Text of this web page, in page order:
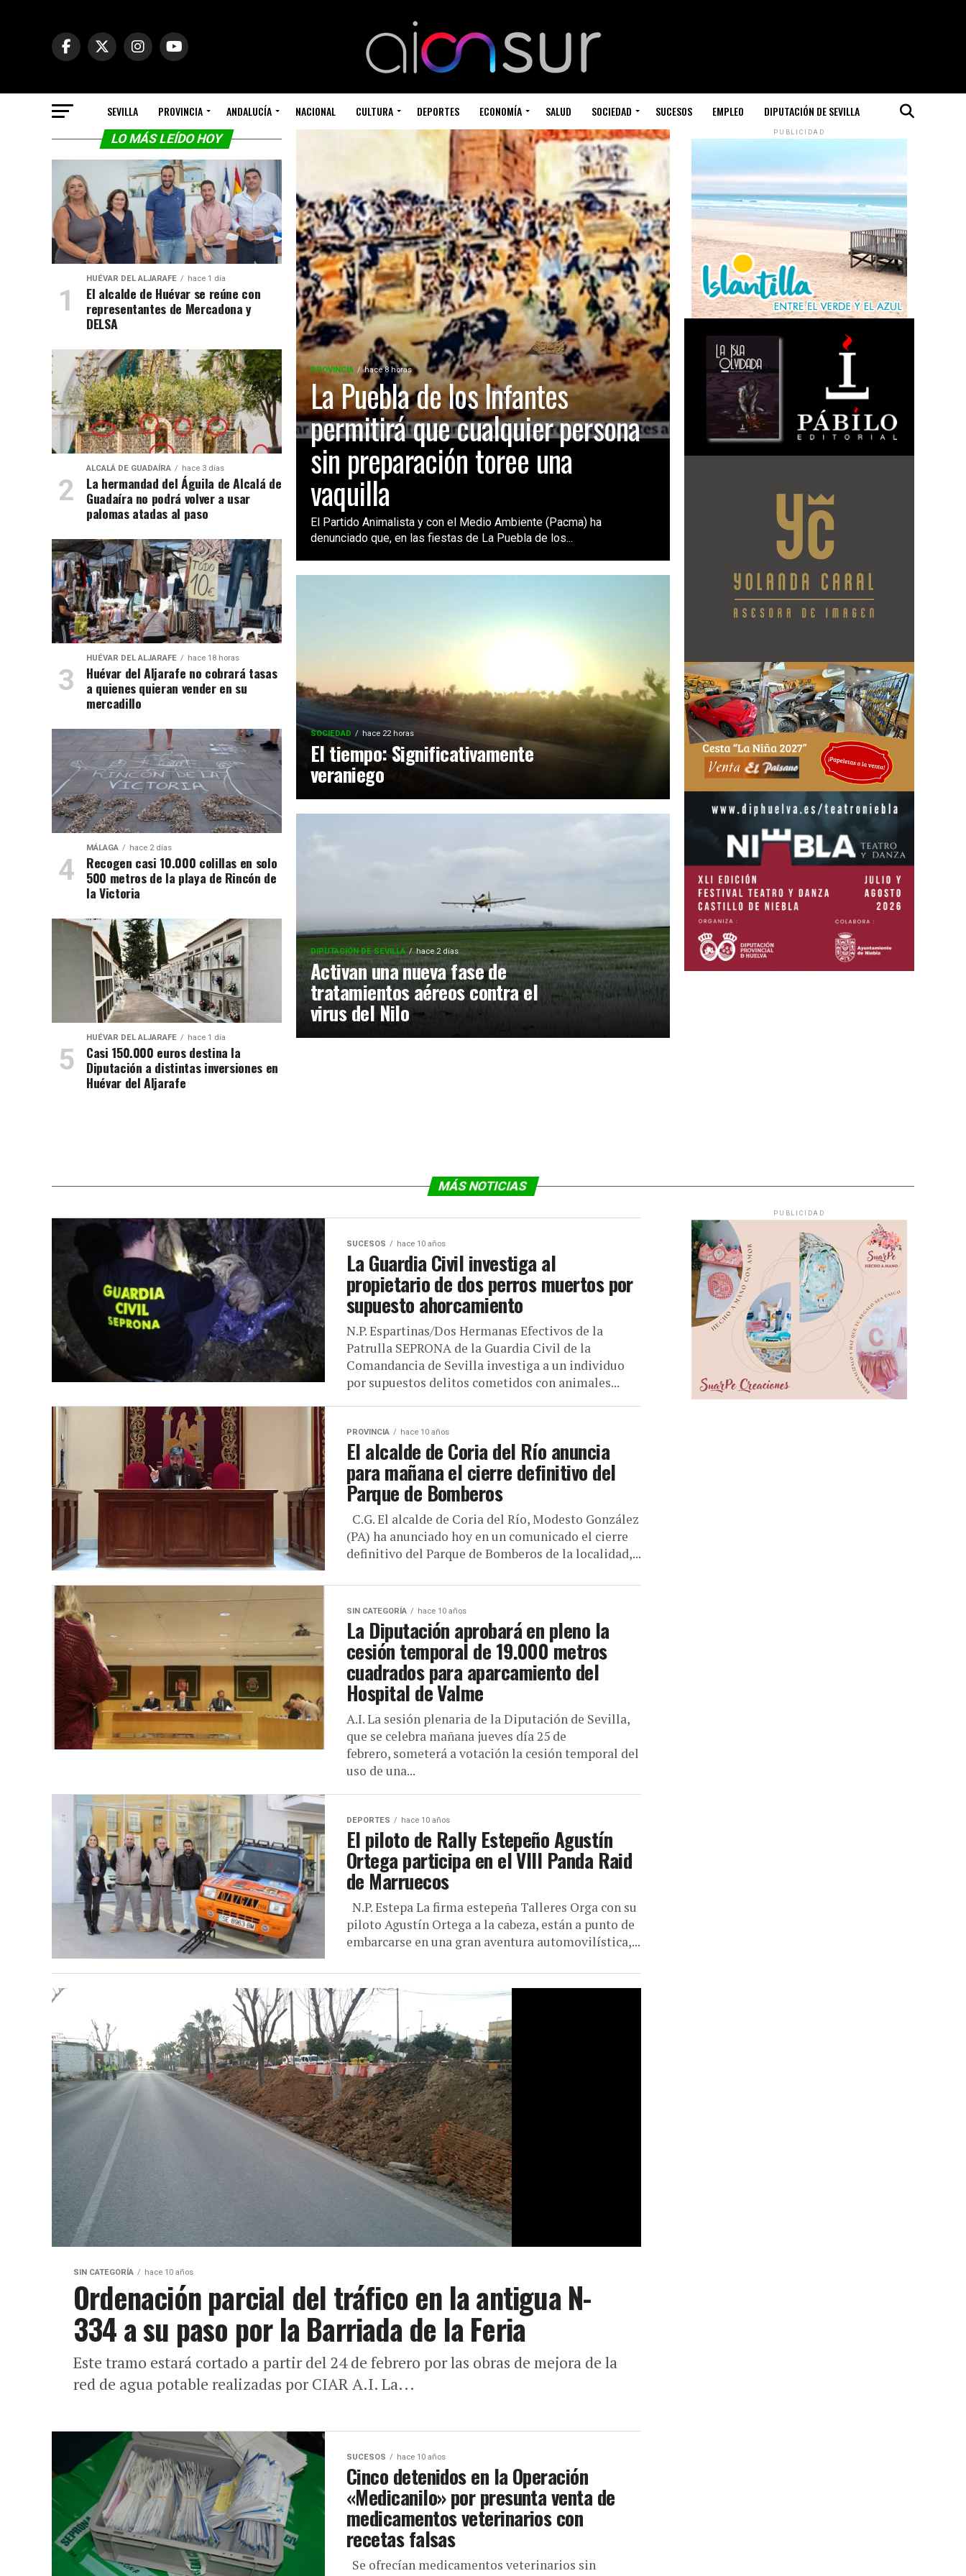
SEVILLA PROVINCIA ANDALUCÍA NACIONAL CULTURA DEPORTES ECONOMÍA SALUD SOCIEDAD SUCESOS EMPLEO DIPUTACIÓN DE SEVILLA
PROVINCIA hace 8 horas
La Puebla de los Infantes
permitirá que cualquier persona
sin preparación toree una
vaquilla
El Partido Animalista y con el Medio Ambiente (Pacma) ha
denunciado que, en las fiestas de La Puebla de los...
SOCIEDAD hace 22 horas
El tiempo: Significativamente
veraniego
DIPUTACIÓN DE SEVILLA hace 2 días
Activan una nueva fase de
tratamientos aéreos contra el
virus del Nilo
LO MÁS LEÍDO HOY
HUÉVAR DEL ALJARAFE hace 1 día
El alcalde de Huévar se reúne con
representantes de Mercadona y
DELSA
ALCALÁ DE GUADAÍRA hace 3 días
La hermandad del Águila de Alcalá de
Guadaíra no podrá volver a usar
palomas atadas al paso
HUÉVAR DEL ALJARAFE hace 18 horas
Huévar del Aljarafe no cobrará tasas
a quienes quieran vender en su
mercadillo
MÁLAGA hace 2 días
Recogen casi 10.000 colillas en solo
500 metros de la playa de Rincón de
la Victoria
HUÉVAR DEL ALJARAFE hace 1 día
Casi 150.000 euros destina la
Diputación a distintas inversiones en
Huévar del Aljarafe
PUBLICIDAD
MÁS NOTICIAS
SUCESOS hace 10 años
La Guardia Civil investiga al
propietario de dos perros muertos por
supuesto ahorcamiento
N.P. Espartinas/Dos Hermanas Efectivos de la
Patrulla SEPRONA de la Guardia Civil de la
Comandancia de Sevilla investiga a un individuo
por supuestos delitos cometidos con animales...
PROVINCIA hace 10 años
El alcalde de Coria del Río anuncia
para mañana el cierre definitivo del
Parque de Bomberos
C.G. El alcalde de Coria del Río, Modesto González
(PA) ha anunciado hoy en un comunicado el cierre
definitivo del Parque de Bomberos de la localidad,...
SIN CATEGORÍA hace 10 años
La Diputación aprobará en pleno la
cesión temporal de 19.000 metros
cuadrados para aparcamiento del
Hospital de Valme
A.I. La sesión plenaria de la Diputación de Sevilla,
que se celebra mañana jueves día 25 de
febrero, someterá a votación la cesión temporal del
uso de una...
DEPORTES hace 10 años
El piloto de Rally Estepeño Agustín
Ortega participa en el VIII Panda Raid
de Marruecos
N.P. Estepa La firma estepeña Talleres Orga con su
piloto Agustín Ortega a la cabeza, están a punto de
embarcarse en una gran aventura automovilística,...
SIN CATEGORÍA hace 10 años
Ordenación parcial del tráfico en la antigua N-
334 a su paso por la Barriada de la Feria
Este tramo estará cortado a partir del 24 de febrero por las obras de mejora de la
red de agua potable realizadas por CIAR A.I. La...
SUCESOS hace 10 años
Cinco detenidos en la Operación
«Medicanilo» por presunta venta de
medicamentos veterinarios con
recetas falsas
Se ofrecían medicamentos veterinarios sin
PUBLICIDAD